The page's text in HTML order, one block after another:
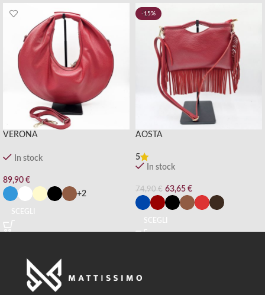
VERONA
In stock
89,90 €
+2
SCEGLI
-15%
AOSTA
5
In stock
74,90€ 63,65 €
SCEGLI